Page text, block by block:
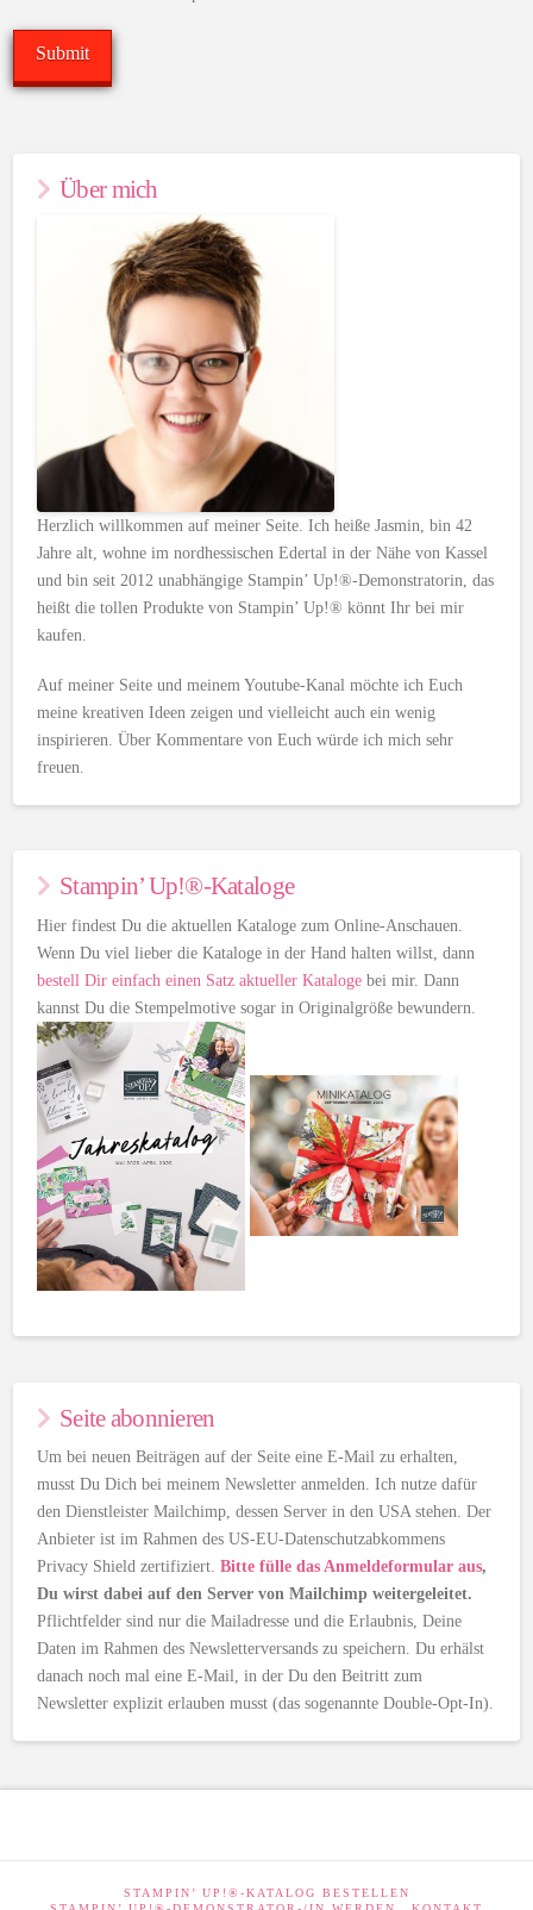
Über mich
Herzlich willkommen auf meiner Seite. Ich heiße Jasmin, bin 42
Jahre alt, wohne im nordhessischen Edertal in der Nähe von Kassel
und bin seit 2012 unabhängige Stampin’ Up!®-Demonstratorin, das
heißt die tollen Produkte von Stampin’ Up!® könnt Ihr bei mir
kaufen.
Auf meiner Seite und meinem Youtube-Kanal möchte ich Euch
meine kreativen Ideen zeigen und vielleicht auch ein wenig
inspirieren. Über Kommentare von Euch würde ich mich sehr
freuen.
Stampin’ Up!®-Kataloge
Hier findest Du die aktuellen Kataloge zum Online-Anschauen.
Wenn Du viel lieber die Kataloge in der Hand halten willst, dann
bestell Dir einfach einen Satz aktueller Kataloge bei mir. Dann
kannst Du die Stempelmotive sogar in Originalgröße bewundern.
Seite abonnieren
Um bei neuen Beiträgen auf der Seite eine E-Mail zu erhalten,
musst Du Dich bei meinem Newsletter anmelden. Ich nutze dafür
den Dienstleister Mailchimp, dessen Server in den USA stehen. Der
Anbieter ist im Rahmen des US-EU-Datenschutzabkommens
Privacy Shield zertifiziert.Bitte fülle das Anmeldeformular aus,
Du wirst dabei auf den Server von Mailchimp weitergeleitet.
Pflichtfelder sind nur die Mailadresse und die Erlaubnis, Deine
Daten im Rahmen des Newsletterversands zu speichern. Du erhälst
danach noch mal eine E-Mail, in der Du den Beitritt zum
Newsletter explizit erlauben musst (das sogenannte Double-Opt-In).
STAMPIN’ UP!®-KATALOG BESTELLEN